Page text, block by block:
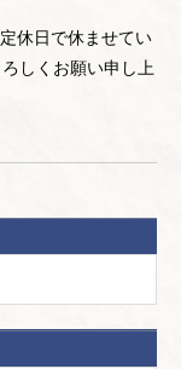
休日で休ませてい
しくお願い申し上